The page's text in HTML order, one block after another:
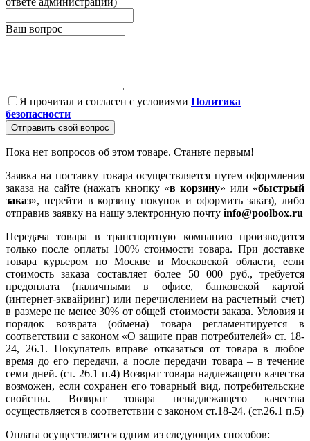
Ваш вопрос
Я прочитал и согласен с условиями Политика
безопасности
Отправить свой вопрос
Пока нет вопросов об этом товаре. Станьте первым!
Заявка на поставку товара осуществляется путем оформления
заказа на сайте (нажать кнопку «в корзину» или «быстрый
заказ», перейти в корзину покупок и оформить заказ), либо
отправив заявку на нашу электронную почту info@poolbox.ru
Передача товара в транспортную компанию производится
только после оплаты 100% стоимости товара. При доставке
товара курьером по Москве и Московской области, если
стоимость заказа составляет более 50 000 руб., требуется
предоплата (наличными в офисе, банковской картой
(интернет-эквайринг) или перечислением на расчетный счет)
в размере не менее 30% от общей стоимости заказа. Условия и
порядок возврата (обмена) товара регламентируется в
соответствии с законом «О защите прав потребителей» ст. 18-
24, 26.1. Покупатель вправе отказаться от товара в любое
время до его передачи, а после передачи товара – в течение
семи дней. (ст. 26.1 п.4) Возврат товара надлежащего качества
возможен, если сохранен его товарный вид, потребительские
свойства. Возврат товара ненадлежащего качества
осуществляется в соответствии с законом ст.18-24. (ст.26.1 п.5)
Оплата осуществляется одним из следующих способов: